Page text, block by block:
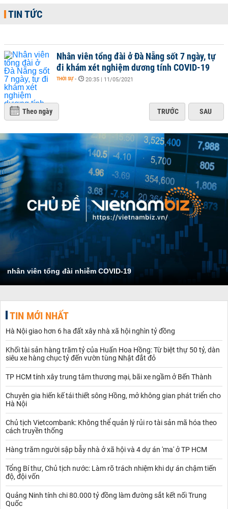
TIN TỨC
Nhân viên tổng đài ở Đà Nẵng sốt 7 ngày, tự
đi khám xét nghiệm dương tính COVID-19
THỜI SỰ - 20:35 | 11/05/2021
Theo ngày TRƯỚC SAU
nhân viên tổng đài nhiễm COVID-19
TIN MỚI NHẤT
Hà Nội giao hơn 6 ha đất xây nhà xã hội nghìn tỷ đồng
Khối tài sản hàng trăm tỷ của Huấn Hoa Hồng: Từ biệt thự 50 tỷ, dàn
siêu xe hàng chục tỷ đến vườn tùng Nhật đắt đỏ
TP HCM tính xây trung tâm thương mại, bãi xe ngầm ở Bến Thành
Chuyên gia hiến kế tái thiết sông Hồng, mở không gian phát triển cho
Hà Nội
Chủ tịch Vietcombank: Không thể quản lý rủi ro tài sản mã hóa theo
cách truyền thống
Hàng trăm người sập bẫy nhà ở xã hội và 4 dự án 'ma' ở TP HCM
Tổng Bí thư, Chủ tịch nước: Làm rõ trách nhiệm khi dự án chậm tiến
độ, đội vốn
Quảng Ninh tính chi 80.000 tỷ đồng làm đường sắt kết nối Trung
Quốc